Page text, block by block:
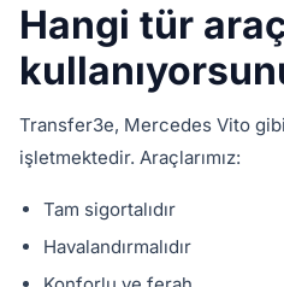
Hangi tür
Transfer3e, Mercedes Vito
işletmektedir. Araçlarımız:
Tam sigortalıdır
Havalandırmalıdır